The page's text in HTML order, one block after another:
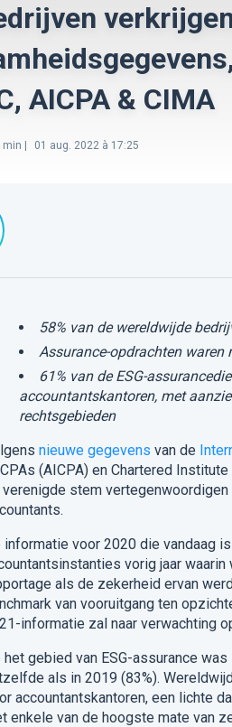
AICPA & CIMA
min | 01 aug. 2022 à 17:25
58% van de wereldwijde
Assurance-opdrachten
61% van de ESG-
accountantskantoren, met
rechtsgebieden
nieuwe gegevens van de
(AICPA) en Chartered
stem
informatie voor 2020 die vandaag
vorig jaar
als de zekerheid ervan
van vooruitgang ten
informatie zal naar verwachting
het gebied van ESG-assurance
als in 2019 (83%).
accountantskantoren, een lichte
enkele van de hoogste mate van